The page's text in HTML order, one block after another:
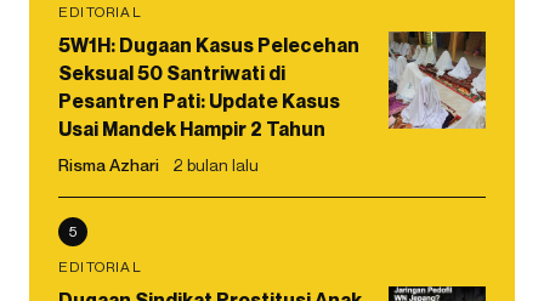
EDITORIAL
5W1H: Dugaan Kasus Pelecehan
Seksual 50 Santriwati di
Pesantren Pati: Update Kasus
Usai Mandek Hampir 2 Tahun
Risma Azhari 2 bulan lalu
5
EDITORIAL